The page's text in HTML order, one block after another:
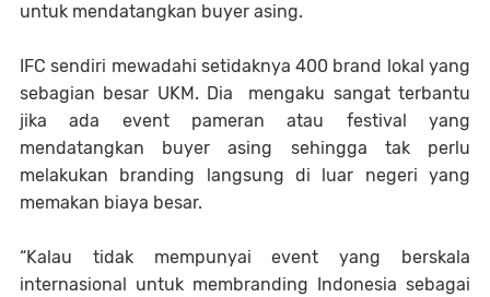
untuk mendatangkan buyer asing.
IFC sendiri mewadahi setidaknya 400 brand lokal yang
sebagian besar UKM. Dia mengaku sangat terbantu
jika ada event pameran atau festival yang
mendatangkan buyer asing sehingga tak perlu
melakukan branding langsung di luar negeri yang
memakan biaya besar.
“Kalau tidak mempunyai event yang berskala
internasional untuk membranding Indonesia sebagai